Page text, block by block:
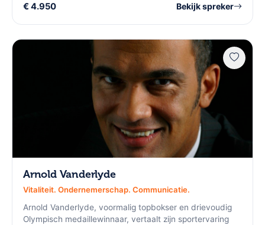
€ 4.950 Bekijk spreker
Arnold Vanderlyde
Vitaliteit. Ondernemerschap. Communicatie.
Arnold Vanderlyde, voormalig topbokser en drievoudig
Olympisch medaillewinnaar, vertaalt zijn sportervaring